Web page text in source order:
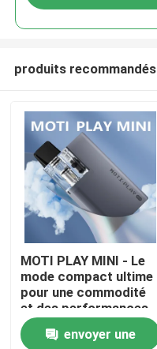
produits recommandés
MOTI PLAY MINI - Le
mode compact ultime
pour une commodité
et des performances
de vapotage inégalées
envoyer une